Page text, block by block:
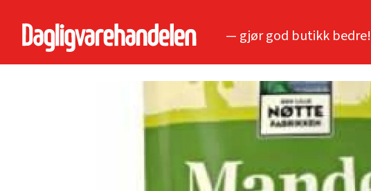
— gjør god butikk bedre!